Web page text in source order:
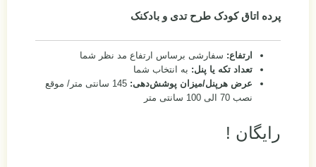
پرده اتاق کودک طرح تدی و بادکنک
ارتفاع: سفارشی برساس ارتفاع مد نظر شما
تعداد تکه یا پنل: به انتخاب شما
عرض هرپنل/میزان پوشش‌دهی:
145 سانتی متر/ موقع
نصب 70 الی 100 سانتی متر
رایگان !